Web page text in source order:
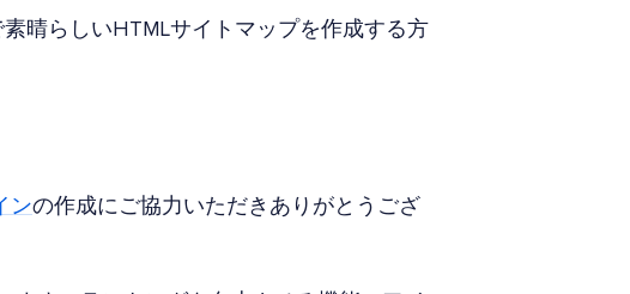
晴らしいHTMLサイトマップを作成する方
ンの作成にご協力いただきありがとうござ